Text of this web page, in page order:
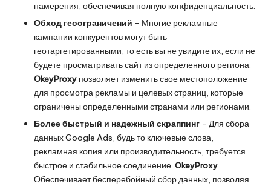
намерения, обеспечивая полную конфиденциальность.
Обход геоограничений - Многие рекламные
кампании конкурентов могут быть
геотаргетированными, то есть вы не увидите их, если не
будете просматривать сайт из определенного региона.
OkeyProxy позволяет изменить свое местоположение
для просмотра рекламы и целевых страниц, которые
ограничены определенными странами или регионами.
Более быстрый и надежный скраппинг - Для сбора
данных Google Ads, будь то ключевые слова,
рекламная копия или производительность, требуется
быстрое и стабильное соединение. OkeyProxy
Обеспечивает бесперебойный сбор данных, позволяя